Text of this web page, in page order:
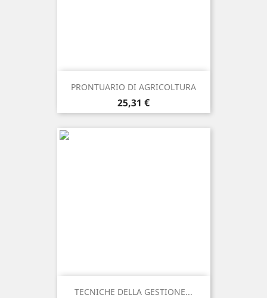
PRONTUARIO DI AGRICOLTURA
Prezzo
25,31 €
TECNICHE DELLA GESTIONE...